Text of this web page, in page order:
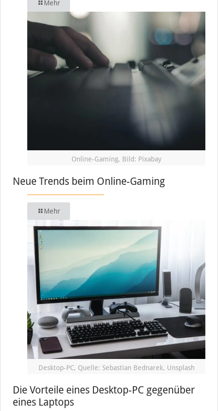
Mehr
Online-Gaming, Bild: Pixabay
Neue Trends beim Online-Gaming
Mehr
Desktop-PC, Quelle: Sebastian Bednarek, Unsplash
Die Vorteile eines Desktop-PC gegenüber
eines Laptops